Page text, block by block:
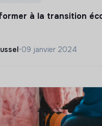
à la transition
•09 janvier 2024